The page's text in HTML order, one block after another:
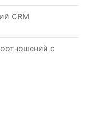
CRM
с